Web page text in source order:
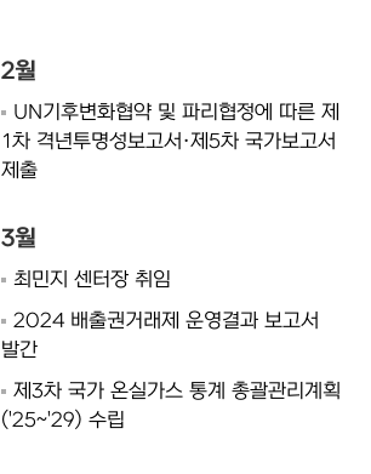
2월
UN기후변화협약 및 파리협정에 따른 제
1차 격년투명성보고서·제5차 국가보고서
제출
3월
최민지 센터장 취임
2024 배출권거래제 운영결과 보고서
발간
제3차 국가 온실가스 통계 총괄관리계획
('25~'29) 수립